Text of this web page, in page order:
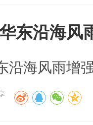
东沿海风
沿海风雨增